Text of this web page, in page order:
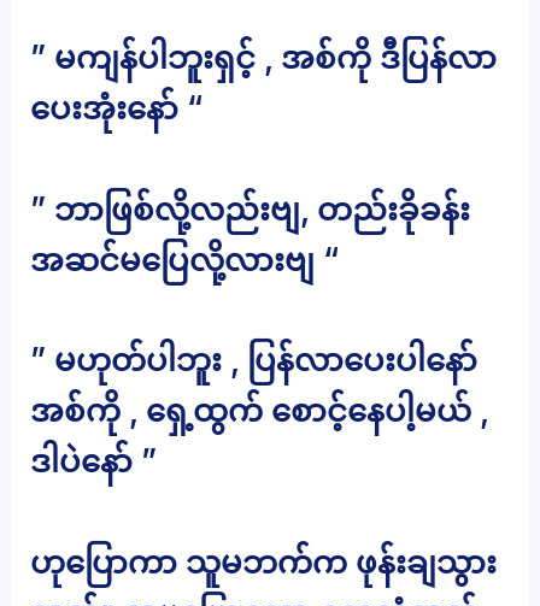
” မကျန်ပါဘူးရှင့် , အစ်ကို ဒီပြန်လာ
ပေးအုံးနော် “
” ဘာဖြစ်လို့လည်းဗျ, တည်းခိုခန်း
အဆင်မပြေလို့လားဗျ “
” မဟုတ်ပါဘူး , ပြန်လာပေးပါနော်
အစ်ကို , ရှေ့ထွက် စောင့်နေပါ့မယ် ,
ဒါပဲနော် ”
ဟုပြောကာ သူမဘက်က ဖုန်းချသွား